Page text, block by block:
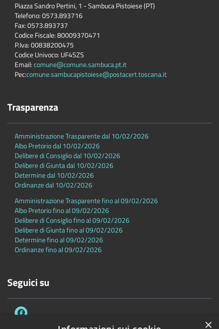
Piazza Sandro Pertini, 1 - Sambuca Pistoiese (PT)
Telefono: 0573.893716
Fax: 0573.893737
Codice Fiscale: 80009370471
P.Iva: 00838200475
Codice Univoco: UF4SZS
Email:comune@comune.sambuca.pt.it
Pec:comune.sambucapistoiese@postacert.toscana.it
Trasparenza
Amministrazione Trasparente dal 10/02/2026
Albo Pretorio dal 10/02/2026
Delibere di Consiglio dal 10/02/2026
Delibere di Giunta dal 10/02/2026
Determine dal 10/02/2026
Ordinanze dal 10/02/2026
Amministrazione Trasparente fino al 09/02/2026
Albo Pretorio fino al 09/02/2026
Delibere di Consiglio fino al 09/02/2026
Delibere di Giunta fino al 09/02/2026
Determine fino al 09/02/2026
Ordinanze fino al 09/02/2026
Seguici su
×